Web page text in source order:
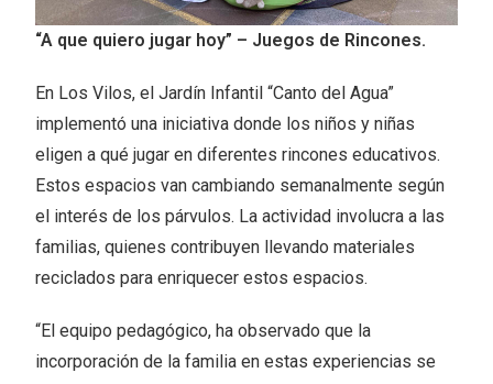
“A que quiero jugar hoy” – Juegos de Rincones.
En Los Vilos, el Jardín Infantil “Canto del Agua”
implementó una iniciativa donde los niños y niñas
eligen a qué jugar en diferentes rincones educativos.
Estos espacios van cambiando semanalmente según
el interés de los párvulos. La actividad involucra a las
familias, quienes contribuyen llevando materiales
reciclados para enriquecer estos espacios.
“El equipo pedagógico, ha observado que la
incorporación de la familia en estas experiencias se